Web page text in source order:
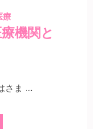
療
機関と
さま …